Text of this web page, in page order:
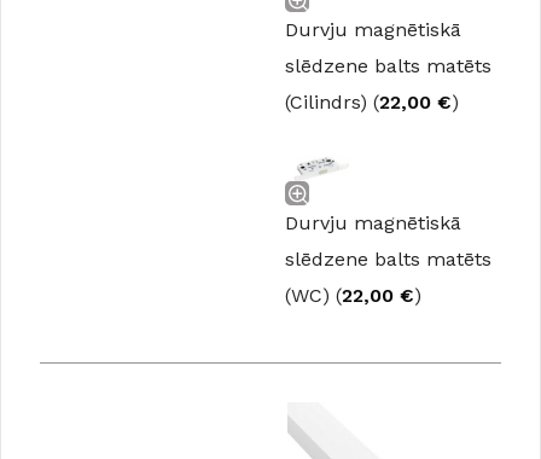
Durvju magnētiskā
slēdzene balts matēts
(Cilindrs) (22,00 €)
Durvju magnētiskā
slēdzene balts matēts
(WC) (22,00 €)